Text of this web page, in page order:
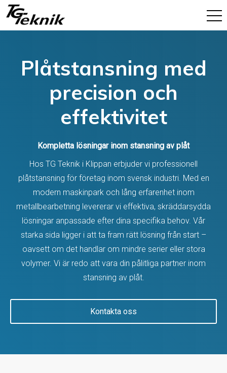
Plåtstansning med
precision och
effektivitet
Kompletta lösningar inom stansning av plåt
Hos TG Teknik i Klippan erbjuder vi professionell
plåtstansning för företag inom svensk industri. Med en
modern maskinpark och lång erfarenhet inom
metallbearbetning levererar vi effektiva, skräddarsydda
lösningar anpassade efter dina specifika behov. Vår
starka sida ligger i att ta fram rätt lösning från start –
oavsett om det handlar om mindre serier eller stora
volymer. Vi är redo att vara din pålitliga partner inom
stansning av plåt.
Kontakta oss